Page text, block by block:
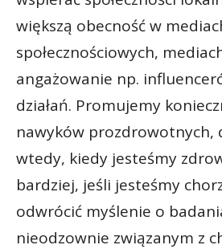
większą obecność w
społecznościowych,
angażowanie np.
działań. Promujemy
nawyków prozdrowotnych,
wtedy, kiedy jesteśmy
bardziej, jeśli jesteśmy
odwrócić myślenie o
nieodzownie związanym z